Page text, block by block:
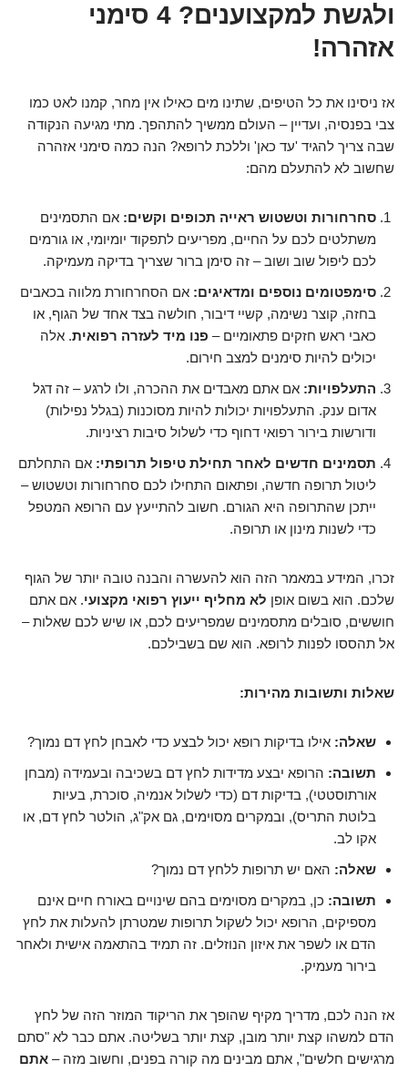
ולגשת למקצוענים? 4 סימני
אזהרה!
אז ניסינו את כל הטיפים, שתינו מים כאילו אין מחר, קמנו לאט כמו
צבי בפנסיה, ועדיין – העולם ממשיך להתהפך. מתי מגיעה הנקודה
שבה צריך להגיד 'עד כאן' וללכת לרופא? הנה כמה סימני אזהרה
שחשוב לא להתעלם מהם:
סחרחורות וטשטוש ראייה תכופים וקשים: אם התסמינים
משתלטים לכם על החיים, מפריעים לתפקוד יומיומי, או גורמים
לכם ליפול שוב ושוב – זה סימן ברור שצריך בדיקה מעמיקה.
סימפטומים נוספים ומדאיגים: אם הסחרחורת מלווה בכאבים
בחזה, קוצר נשימה, קשיי דיבור, חולשה בצד אחד של הגוף, או
כאבי ראש חזקים פתאומיים – פנו מיד לעזרה רפואית. אלה
יכולים להיות סימנים למצב חירום.
התעלפויות: אם אתם מאבדים את ההכרה, ולו לרגע – זה דגל
אדום ענק. התעלפויות יכולות להיות מסוכנות (בגלל נפילות)
ודורשות בירור רפואי דחוף כדי לשלול סיבות רציניות.
תסמינים חדשים לאחר תחילת טיפול תרופתי: אם התחלתם
ליטול תרופה חדשה, ופתאום התחילו לכם סחרחורות וטשטוש –
ייתכן שהתרופה היא הגורם. חשוב להתייעץ עם הרופא המטפל
כדי לשנות מינון או תרופה.
זכרו, המידע במאמר הזה הוא להעשרה והבנה טובה יותר של הגוף
שלכם. הוא בשום אופן לא מחליף ייעוץ רפואי מקצועי. אם אתם
חוששים, סובלים מתסמינים שמפריעים לכם, או שיש לכם שאלות –
אל תהססו לפנות לרופא. הוא שם בשבילכם.
שאלות ותשובות מהירות:
שאלה: אילו בדיקות רופא יכול לבצע כדי לאבחן לחץ דם נמוך?
תשובה: הרופא יבצע מדידות לחץ דם בשכיבה ובעמידה (מבחן
אורתוסטטי), בדיקות דם (כדי לשלול אנמיה, סוכרת, בעיות
בלוטת התריס), ובמקרים מסוימים, גם אק"ג, הולטר לחץ דם, או
אקו לב.
שאלה: האם יש תרופות ללחץ דם נמוך?
תשובה: כן, במקרים מסוימים בהם שינויים באורח חיים אינם
מספיקים, הרופא יכול לשקול תרופות שמטרתן להעלות את לחץ
הדם או לשפר את איזון הנוזלים. זה תמיד בהתאמה אישית ולאחר
בירור מעמיק.
אז הנה לכם, מדריך מקיף שהופך את הריקוד המוזר הזה של לחץ
הדם למשהו קצת יותר מובן, קצת יותר בשליטה. אתם כבר לא "סתם
מרגישים חלשים", אתם מבינים מה קורה בפנים, וחשוב מזה – אתם